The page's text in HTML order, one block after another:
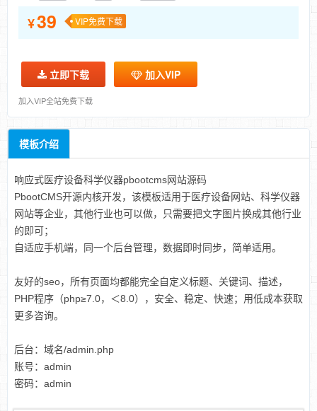
¥39 VIP免费下载
立即下载 加入VIP
加入VIP全站免费下载
模板介绍
响应式医疗设备科学仪器pbootcms网站源码
PbootCMS开源内核开发，该模板适用于医疗设备网站、科学仪器
网站等企业，其他行业也可以做，只需要把文字图片换成其他行业
的即可；
自适应手机端，同一个后台管理，数据即时同步，简单适用。
友好的seo，所有页面均都能完全自定义标题、关键词、描述，
PHP程序（php≥7.0，＜8.0），安全、稳定、快速；用低成本获取
更多咨询。
后台：域名/admin.php
账号：admin
密码：admin